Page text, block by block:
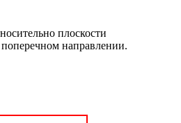
плоскости
направлении.